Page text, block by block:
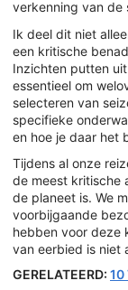
verkenning van de
Ik deel dit niet
een kritische
Inzichten putten
essentieel om
selecteren van
specifieke
en hoe je daar het
Tijdens al onze
de meest kritische
de planeet is. We
voorbijgaande
hebben voor deze
van eerbied is niet
GERELATEERD: 10